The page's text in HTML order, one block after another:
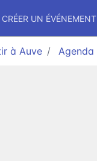
CRÉER UN ÉVÉNEMENT
à Auve Agenda